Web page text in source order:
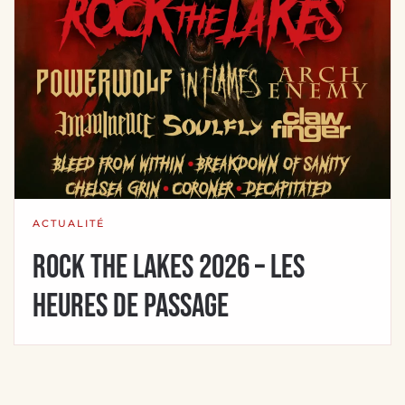
ACTUALITÉ
Rock The Lakes 2026 – Les
heures de passage